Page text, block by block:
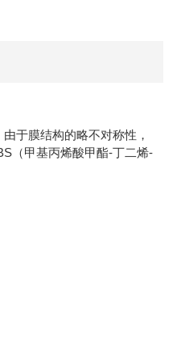
于膜结构的略不对称性，
（甲基丙烯酸甲酯-丁二烯-